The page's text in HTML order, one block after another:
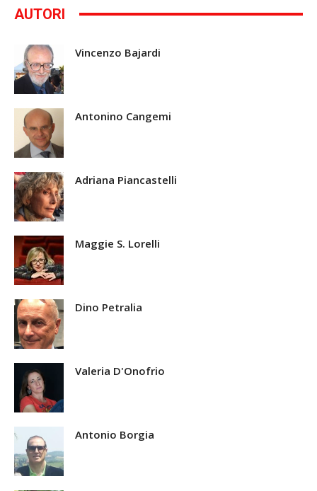
AUTORI
Vincenzo Bajardi
Antonino Cangemi
Adriana Piancastelli
Maggie S. Lorelli
Dino Petralia
Valeria D'Onofrio
Antonio Borgia